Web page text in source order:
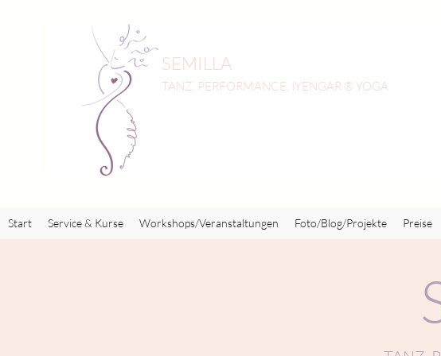
SEMILLA
TANZ, PERFORMANCE, IYENGAR ® YOGA
Start Service & Kurse Workshops/Veranstaltungen Foto/Blog/Projekte Preise